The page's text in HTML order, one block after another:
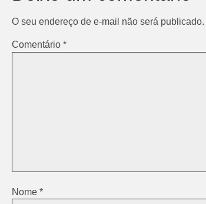
O seu endereço de e-mail não será publicado.
Comentário *
Nome *